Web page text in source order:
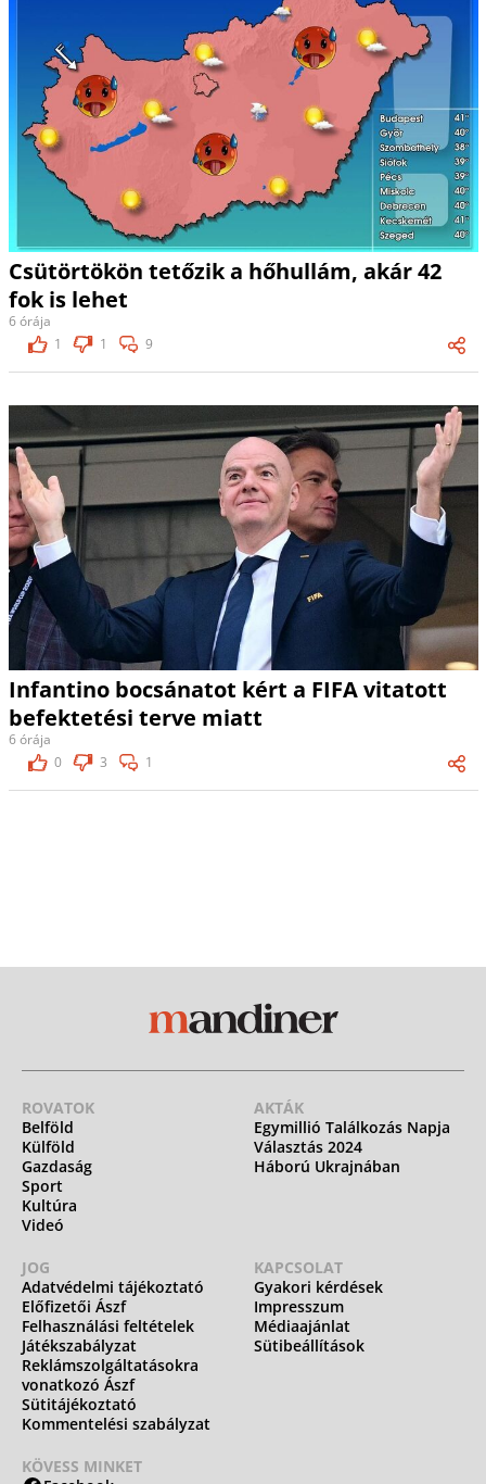
Csütörtökön tetőzik a hőhullám, akár 42
fok is lehet
6 órája
1
1 9
Infantino bocsánatot kért a FIFA vitatott
befektetési terve miatt
6 órája
0
3 1
ROVATOK
Belföld
Külföld
Gazdaság
Sport
Kultúra
Videó
AKTÁK
Egymillió Találkozás Napja
Választás 2024
Háború Ukrajnában
JOG
Adatvédelmi tájékoztató
Előfizetői Ászf
Felhasználási feltételek
Játékszabályzat
Reklámszolgáltatásokra
vonatkozó Ászf
Sütitájékoztató
Kommentelési szabályzat
KAPCSOLAT
Gyakori kérdések
Impresszum
Médiaajánlat
Sütibeállítások
KÖVESS MINKET